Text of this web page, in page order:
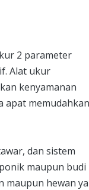
2 parameter
Alat ukur
kenyamanan
apat memudahkan
dan sistem
maupun budi
maupun hewan